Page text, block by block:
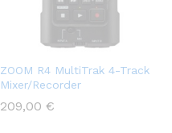
ZOOM R4 MultiTrak 4-Track
Mixer/Recorder
209,00 €